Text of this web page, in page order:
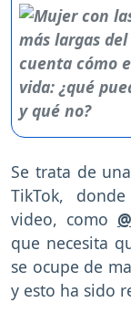
Se trata de
TikTok,
video, como
que necesita
se ocupe de
y esto ha sido